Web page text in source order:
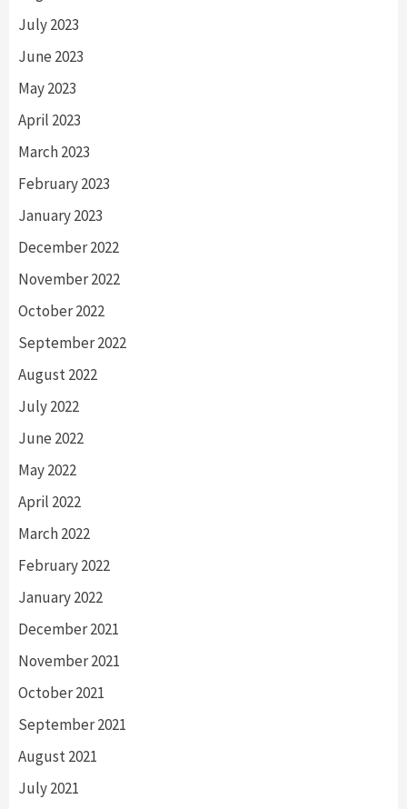
July 2023
June 2023
May 2023
April 2023
March 2023
February 2023
January 2023
December 2022
November 2022
October 2022
September 2022
August 2022
July 2022
June 2022
May 2022
April 2022
March 2022
February 2022
January 2022
December 2021
November 2021
October 2021
September 2021
August 2021
July 2021